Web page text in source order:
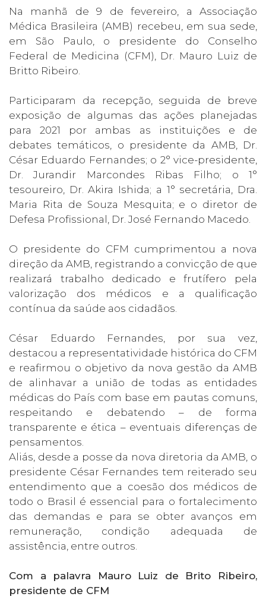
Na manhã de 9 de fevereiro, a Associação
Médica Brasileira (AMB) recebeu, em sua sede,
em São Paulo, o presidente do Conselho
Federal de Medicina (CFM), Dr. Mauro Luiz de
Britto Ribeiro.
Participaram da recepção, seguida de breve
exposição de algumas das ações planejadas
para 2021 por ambas as instituições e de
debates temáticos, o presidente da AMB, Dr.
César Eduardo Fernandes; o 2° vice-presidente,
Dr. Jurandir Marcondes Ribas Filho; o 1°
tesoureiro, Dr. Akira Ishida; a 1° secretária, Dra.
Maria Rita de Souza Mesquita; e o diretor de
Defesa Profissional, Dr. José Fernando Macedo.
O presidente do CFM cumprimentou a nova
direção da AMB, registrando a convicção de que
realizará trabalho dedicado e frutífero pela
valorização dos médicos e a qualificação
contínua da saúde aos cidadãos.
César Eduardo Fernandes, por sua vez,
destacou a representatividade histórica do CFM
e reafirmou o objetivo da nova gestão da AMB
de alinhavar a união de todas as entidades
médicas do País com base em pautas comuns,
respeitando e debatendo – de forma
transparente e ética – eventuais diferenças de
pensamentos.
Aliás, desde a posse da nova diretoria da AMB, o
presidente César Fernandes tem reiterado seu
entendimento que a coesão dos médicos de
todo o Brasil é essencial para o fortalecimento
das demandas e para se obter avanços em
remuneração, condição adequada de
assistência, entre outros.
Com a palavra Mauro Luiz de Brito Ribeiro,
presidente de CFM